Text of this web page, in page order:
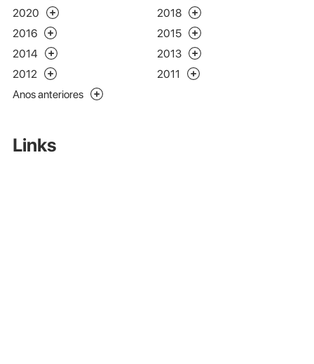
2020
2018
2016
2015
2014
2013
2012
2011
Anos anteriores
Links